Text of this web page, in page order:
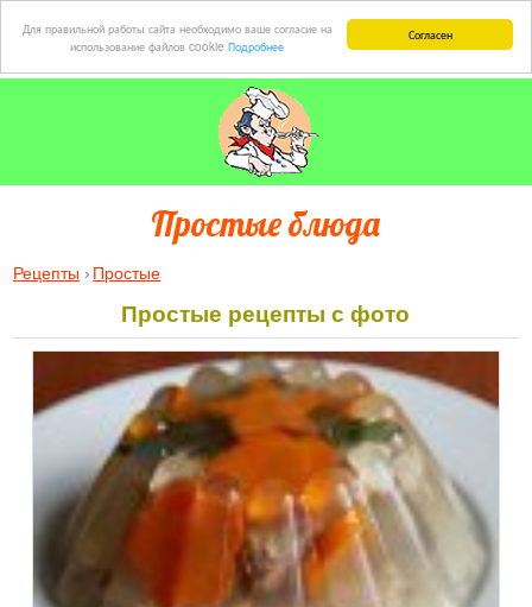
Согласен
Для правильной работы сайта необходимо ваше согласие на
использование файлов cookie Подробнее
Простые блюда
Рецепты Простые
Простые рецепты с фото